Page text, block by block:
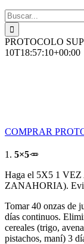
Buscar:
PROTOCOLO
10T18:57:10+00:00
COMPRAR
1. 5×5🥕
Haga el 5X5 1 VEZ
ZANAHORIA).
Tomar 40 onzas de
días continuos.
cereales (trigo,
pistachos, maní) 3